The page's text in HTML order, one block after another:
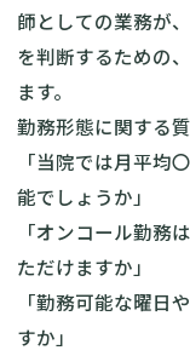
師としての業務が
を判断するための
ます。
勤務形態に関する
「当院では月平均
能でしょうか」
「オンコール勤務
ただけますか」
「勤務可能な曜日
すか」